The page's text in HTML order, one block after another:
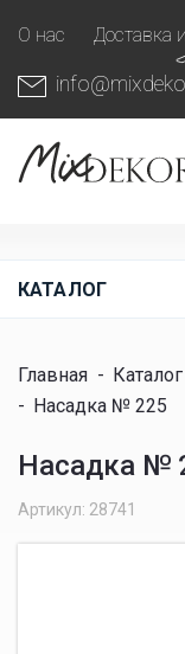
О нас Доставка
КАТАЛОГ
Главная - Каталог
- Насадка № 225
Насадка №
Артикул: 28741